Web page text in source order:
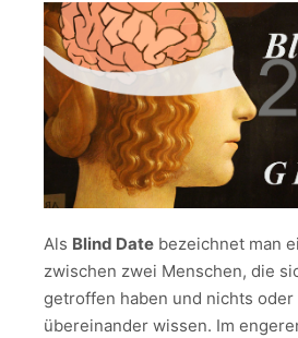
Als Blind Date bezeichnet man
zwischen zwei Menschen, die
getroffen haben und nichts
übereinander wissen. Im